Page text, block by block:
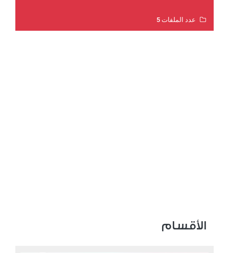
عدد الملفات 5
الأقسام